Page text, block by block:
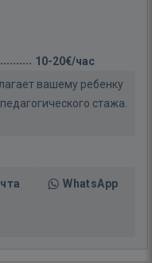
10-20€/час
вашему ребенку
стажа.
WhatsApp